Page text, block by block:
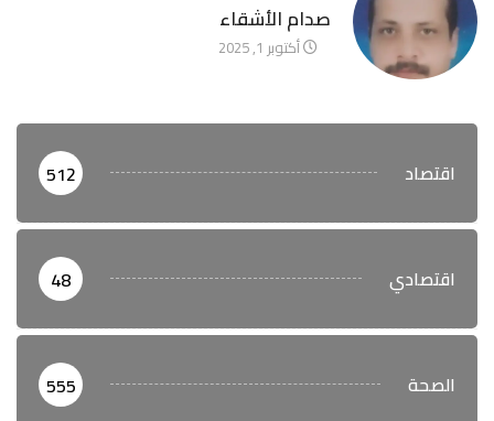
صدام الأشقاء
أكتوبر 1, 2025
اقتصاد 512
اقتصادي 48
الصحة 555